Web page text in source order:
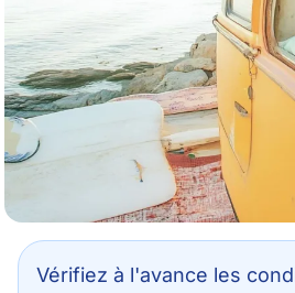
Vérifiez à l'avance les